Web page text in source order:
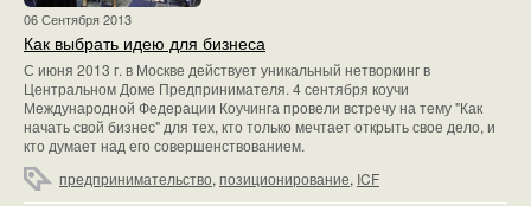
06 Сентября 2013
Как выбрать идею для бизнеса
С июня 2013 г. в Москве действует уникальный нетворкинг в
Центральном Доме Предпринимателя. 4 сентября коучи
Международной Федерации Коучинга провели встречу на тему "Как
начать свой бизнес" для тех, кто только мечтает открыть свое дело, и
кто думает над его совершенствованием.
предпринимательство, позиционирование, ICF